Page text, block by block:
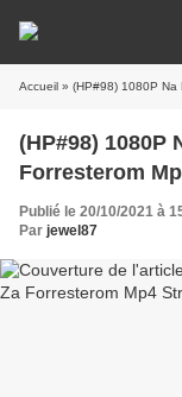
Accueil » (HP#98) 1080P Na
(HP#98) 1080P
Forresterom
Publié le 20/10/2021 à
Par jewel87